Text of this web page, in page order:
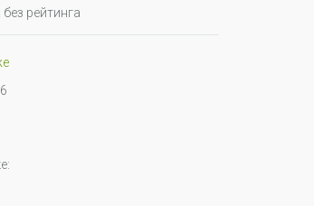
рейтинга